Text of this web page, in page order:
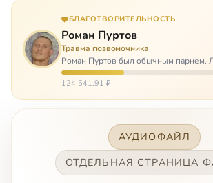
БЛАГОТВОРИТЕЛЬНОСТЬ
Роман Пуртов
Травма позвоночника
Роман Пуртов был обычным парнем.
хорошие автомобили, был не дурак
любил жену и обожал дочь. А потом,
124 541,91 ₽
АУДИОФАЙЛ
ОТДЕЛЬНАЯ СТРАНИЦА